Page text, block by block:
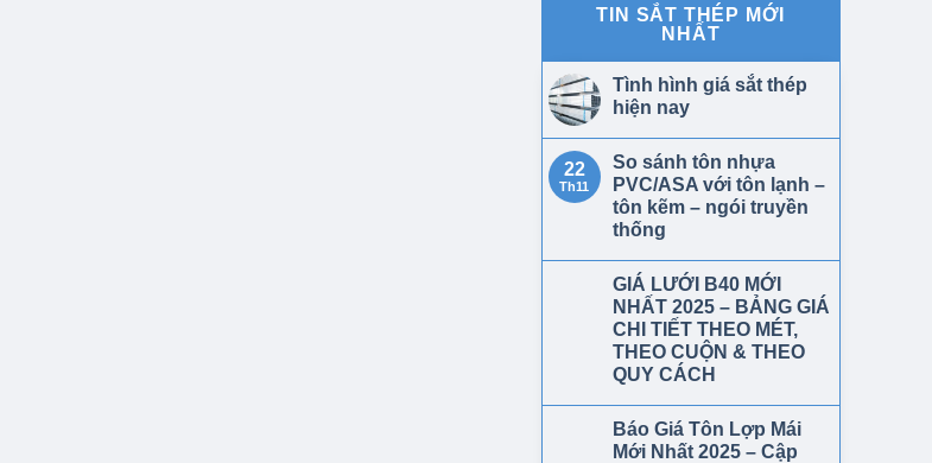
TIN SẮT THÉP MỚI
NHẤT
Tình hình giá sắt thép
hiện nay
22
Th11
So sánh tôn nhựa
PVC/ASA với tôn lạnh –
tôn kẽm – ngói truyền
thống
GIÁ LƯỚI B40 MỚI
NHẤT 2025 – BẢNG GIÁ
CHI TIẾT THEO MÉT,
THEO CUỘN & THEO
QUY CÁCH
Báo Giá Tôn Lợp Mái
Mới Nhất 2025 – Cập